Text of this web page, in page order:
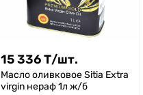
15 336Т/шт.
Масло оливковое Sitia Extra
virgin нераф 1л ж/б